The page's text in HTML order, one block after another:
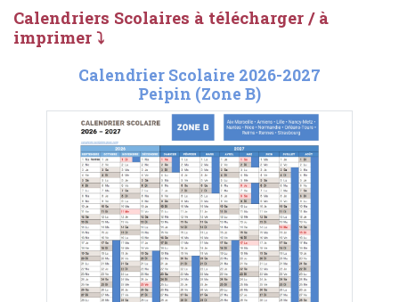
Calendriers Scolaires à télécharger / à
imprimer ⤵
Calendrier Scolaire 2026-2027
Peipin (Zone B)